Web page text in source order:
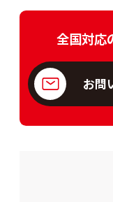
全国対応
お問